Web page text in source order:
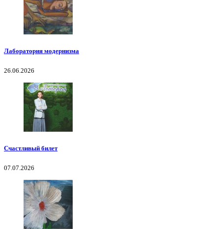
Лаборатория модернизма
26.06.2026
Счастливый билет
07.07.2026